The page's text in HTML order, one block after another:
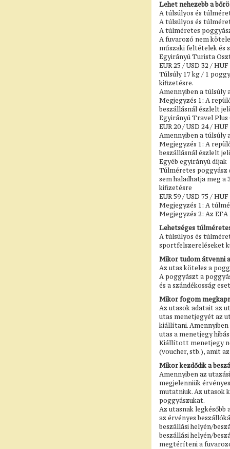
Lehet nehezebb a
A túlsúlyos és
A túlsúlyos és
A túlméretes
A fuvarozó nem
műszaki feltételek és
Egyirányú Turista
EUR 25 / USD 32 /
Túlsúly 17 kg / 1
kifizetésre.
Amennyiben a túlsúly
Megjegyzés 1: A
beszállásnál észlelt
Egyirányú Travel
EUR 20 / USD 24 /
Amennyiben a túlsúly
Megjegyzés 1: A
beszállásnál észlelt
Egyéb egyirányú díjak
Túlméretes poggyász
sem haladhatja meg a
kifizetésre
EUR 59 / USD 75 /
Megjegyzés 1: A
Megjegyzés 2: Az
Lehetséges
A túlsúlyos és
sportfelszereléseket
Mikor tudom átvenni
Az utas köteles a
A poggyászt a
és a szándékosság
Mikor fogom
Az utasok adatait az
utas menetjegyét az
kiállítani.
utas a menetjegy
Kiállított menetjegy
(voucher, stb.), amit
Mikor kezdődik a
Amennyiben az
megjelenniük
mutatniuk. Az utasok
poggyászukat.
Az utasnak legkésőbb
az érvényes
beszállási helyén/
beszállási helyén/
megtéríteni a